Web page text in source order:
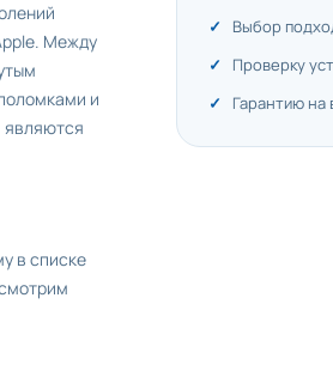
Между
и
являются
в списке
Выбор
Проверку
Гарантию